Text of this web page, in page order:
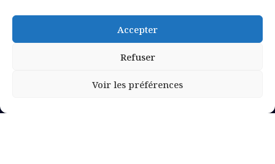
Accepter
Refuser
Voir les préférences